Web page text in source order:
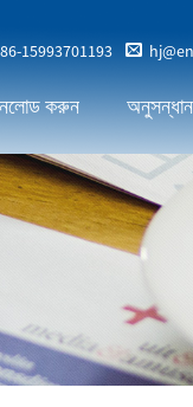
15993701193
করুন অনুসন্ধান